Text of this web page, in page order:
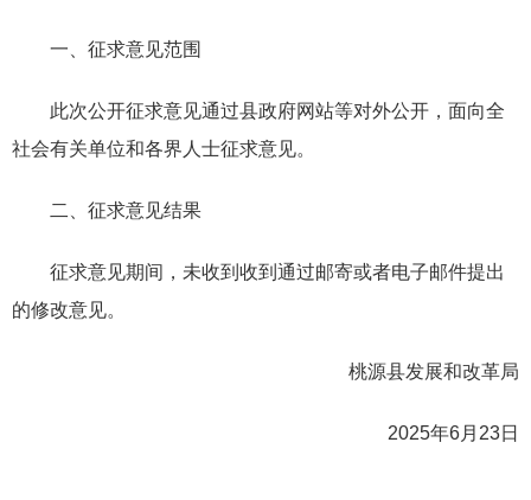
一、征求意见范围
此次公开征求意见通过县政府网站等对外公开，面向全
社会有关单位和各界人士征求意见。
二、征求意见结果
征求意见期间，未收到收到通过邮寄或者电子邮件提出
的修改意见。
桃源县发展和改革局
2025年6月23日